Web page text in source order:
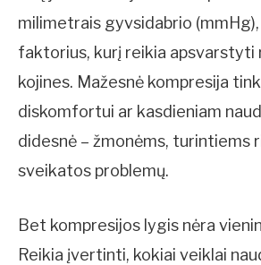
milimetrais gyvsidabrio
faktorius, kurį reikia apsvarstyti
kojines. Mažesnė kompresija
diskomfortui ar kasdieniam
didesnė – žmonėms, turintiems
sveikatos problemų.
Bet kompresijos lygis nėra
Reikia įvertinti, kokiai veiklai